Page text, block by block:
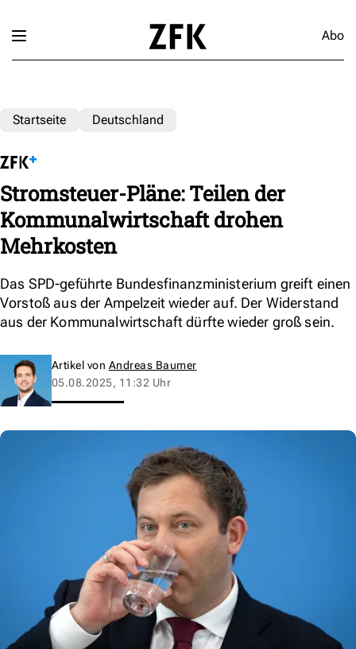
Abo
Startseite Deutschland
Stromsteuer-Pläne: Teilen der
Kommunalwirtschaft drohen
Mehrkosten
Das SPD-geführte Bundesfinanzministerium greift einen
Vorstoß aus der Ampelzeit wieder auf. Der Widerstand
aus der Kommunalwirtschaft dürfte wieder groß sein.
Artikel von Andreas Baumer
05.08.2025, 11:32 Uhr